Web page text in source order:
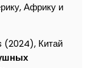
Африку и
(2024), Китай